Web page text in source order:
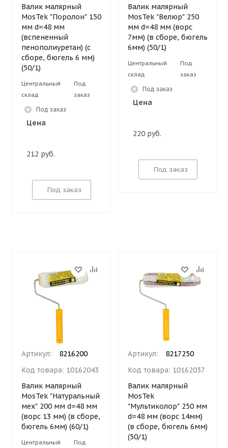
Валик малярный
MosTek "Поролон" 150
мм d=48 мм
(вспененный
пенополиуретан) (с
сборе, бюгель 6 мм)
(50/1)
Центральный
склад
Под
заказ
Под заказ
Цена
212 руб.
Под заказ
Валик малярный
MosTek "Велюр" 250
мм d=48 мм (ворс
7мм) (в сборе, бюгель
6мм) (50/1)
Центральный
склад
Под
заказ
Под заказ
Цена
220 руб.
Под заказ
Артикул:
8216200
Код товара: 10162043
Валик малярный
MosTek "Натуральный
мех" 200 мм d=48 мм
(ворс 13 мм) (в сборе,
бюгель 6мм) (60/1)
Центральный Под
Артикул:
8217250
Код товара: 10162037
Валик малярный
MosTek
"Мультиколор" 250 мм
d=48 мм (ворс 14мм)
(в сборе, бюгель 6мм)
(50/1)